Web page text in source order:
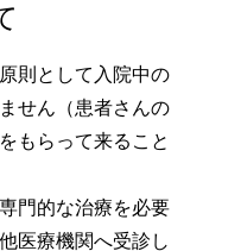
則として入院中の
せん（患者さんの
もらって来ること
門的な治療を必要
医療機関へ受診し